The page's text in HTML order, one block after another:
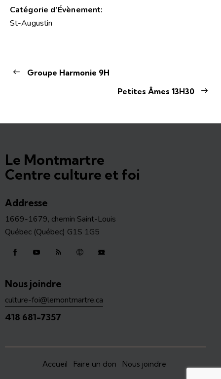
Catégorie d’Évènement:
St-Augustin
Groupe Harmonie 9H
Petites Âmes 13H30
Le Montmartre
Centre culture et foi
Addresse
1669-1679, chemin Saint-Louis
Québec (Québec) G1S 1G5
Nous joindre
culture-foi@lemontmartre.ca
418 681-7357
Accueil Faire un don Nous joindre